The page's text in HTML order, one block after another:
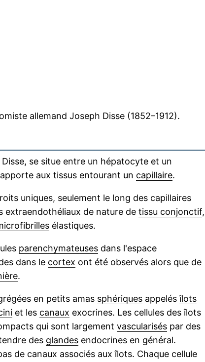
allemand Joseph Disse (1852–1912).
se situe entre un hépatocyte et un
aux tissus entourant un capillaire.
uniques, seulement le long des capillaires
extraendothéliaux de nature de tissu conjonctif,
élastiques.
parenchymateuses dans l'espace
dans le cortex ont été observés alors que de
.
en petits amas sphériques appelésîlots
et les canaux exocrines. Les cellules des îlots
qui sont largement vascularisés par des
des glandes endocrines en général.
de canaux associés aux îlots. Chaque cellule